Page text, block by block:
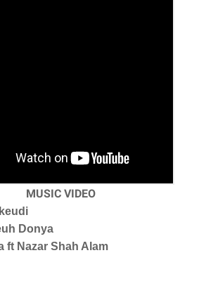
MUSIC VIDEO
Donya
ft Nazar Shah Alam